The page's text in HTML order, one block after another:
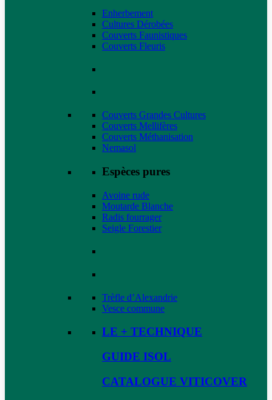
Enherbement
Cultures Dérobées
Couverts Faunistiques
Couverts Fleuris
Couverts Grandes Cultures
Couverts Mellifères
Couverts Méthanisation
Nemasol
Espèces pures
Avoine rude
Moutarde Blanche
Radis fourrager
Seigle Forestier
Trèfle d’Alexandrie
Vesce commune
LE + TECHNIQUE
GUIDE ISOL
CATALOGUE VITICOVER